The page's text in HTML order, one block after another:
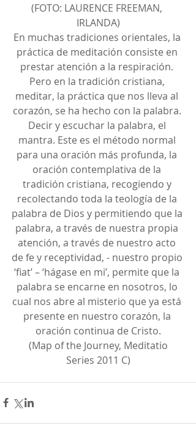
(FOTO: LAURENCE FREEMAN,
IRLANDA)
En muchas tradiciones orientales, la
práctica de meditación consiste en
prestar atención a la respiración.
Pero en la tradición cristiana,
meditar, la práctica que nos lleva al
corazón, se ha hecho con la palabra.
Decir y escuchar la palabra, el
mantra. Este es el método normal
para una oración más profunda, la
oración contemplativa de la
tradición cristiana, recogiendo y
recolectando toda la teología de la
palabra de Dios y permitiendo que la
palabra, a través de nuestra propia
atención, a través de nuestro acto
de fe y receptividad, - nuestro propio
‘fiat’ – ‘hágase en mi’, permite que la
palabra se encarne en nosotros, lo
cual nos abre al misterio que ya está
presente en nuestro corazón, la
oración continua de Cristo.
Series 2011 C)